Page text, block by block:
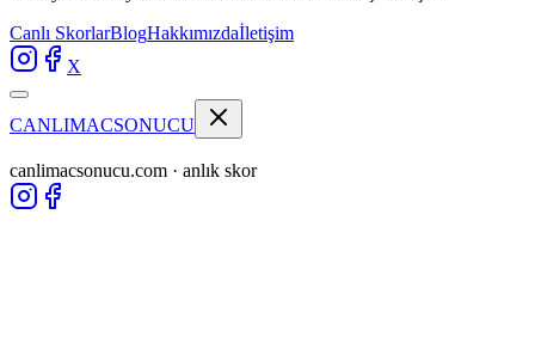
Canlı SkorlarBlogHakkımızdaİletişim
X
CANLIMACSONUCU
canlimacsonucu.com · anlık skor